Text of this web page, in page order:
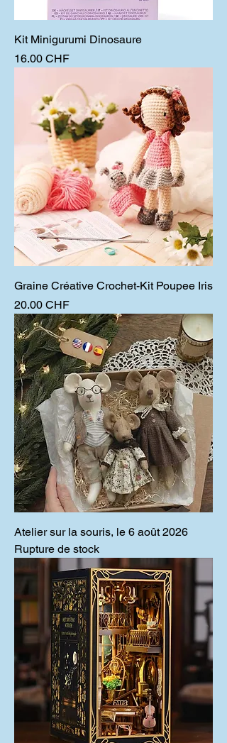
Kit Minigurumi Dinosaure
Prix
16.00 CHF
Graine Créative Crochet-Kit Poupee Iris
Prix
20.00 CHF
Atelier sur la souris, le 6 août 2026
Rupture de stock